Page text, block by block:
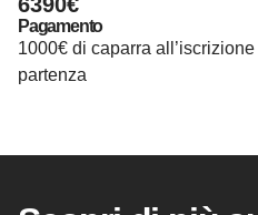
Pagamento
1000€ di caparra
partenza